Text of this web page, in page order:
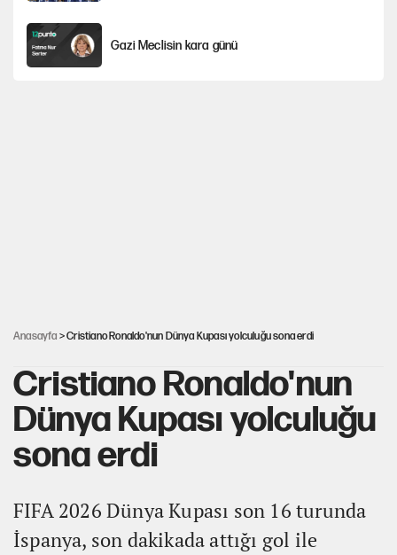
Gazi Meclisin kara günü
Anasayfa > Cristiano Ronaldo'nun Dünya Kupası yolculuğu sona erdi
Cristiano Ronaldo'nun
Dünya Kupası yolculuğu
sona erdi
FIFA 2026 Dünya Kupası son 16 turunda
İspanya, son dakikada attığı gol ile